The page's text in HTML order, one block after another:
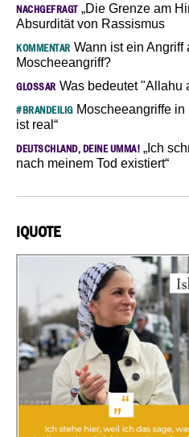
NACHGEFRAGT„Die Grenze am
Absurdität von Rassismus
KOMMENTAR Wann ist ein Angriff
Moscheeangriff?
GLOSSAR Was bedeutet "Allahu
#BRANDEILIGMoscheeangriffe in
ist real“
DEUTSCHLAND, DEINE UMMA! „Ich
nach meinem Tod existiert“
IQUOTE